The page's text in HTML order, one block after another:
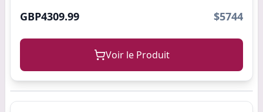
GBP4309.99 $5744
Voir le Produit